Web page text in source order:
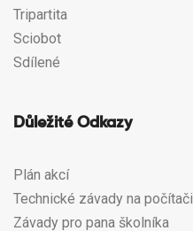
Tripartita
Sciobot
Sdílené
Důležité Odkazy
Plán akcí
Technické závady na počítači
Závady pro pana školníka